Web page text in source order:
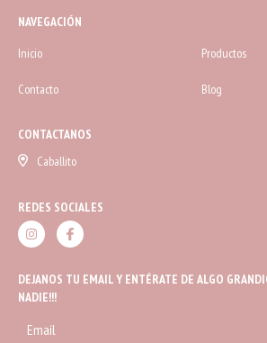
NAVEGACIÓN
Inicio
Productos
Contacto Blog
CONTACTANOS
Caballito
REDES SOCIALES
DEJANOS TU EMAIL Y ENTÉRATE DE ALGO
NADIE!!!